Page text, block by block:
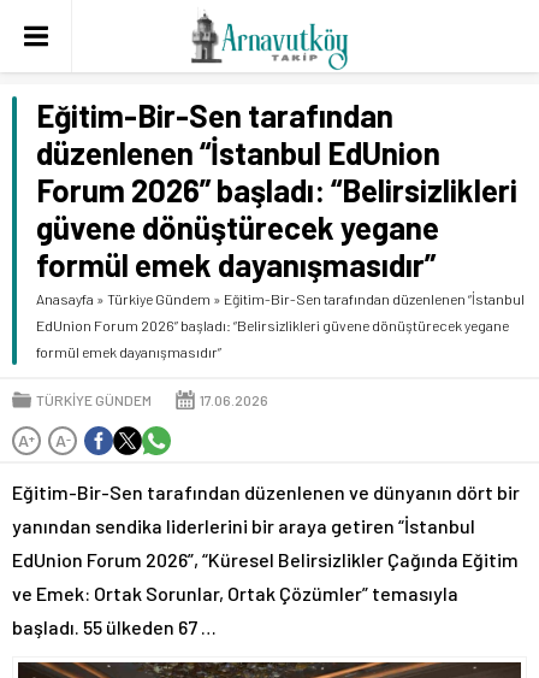
Eğitim-Bir-Sen tarafından
düzenlenen “İstanbul EdUnion
Forum 2026” başladı: “Belirsizlikleri
güvene dönüştürecek yegane
formül emek dayanışmasıdır”
Anasayfa » Türkiye Gündem » Eğitim-Bir-Sen tarafından düzenlenen “İstanbul
EdUnion Forum 2026” başladı: “Belirsizlikleri güvene dönüştürecek yegane
formül emek dayanışmasıdır”
TÜRKIYE GÜNDEM 17.06.2026
A+ A-
Eğitim-Bir-Sen tarafından düzenlenen ve dünyanın dört bir
yanından sendika liderlerini bir araya getiren “İstanbul
EdUnion Forum 2026”, “Küresel Belirsizlikler Çağında Eğitim
ve Emek: Ortak Sorunlar, Ortak Çözümler” temasıyla
başladı. 55 ülkeden 67 …